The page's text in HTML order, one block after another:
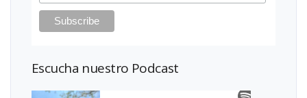
Escucha nuestro Podcast